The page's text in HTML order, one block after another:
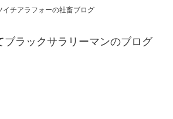
イチアラフォーの社畜ブログ
ブラックサラリーマンのブログ